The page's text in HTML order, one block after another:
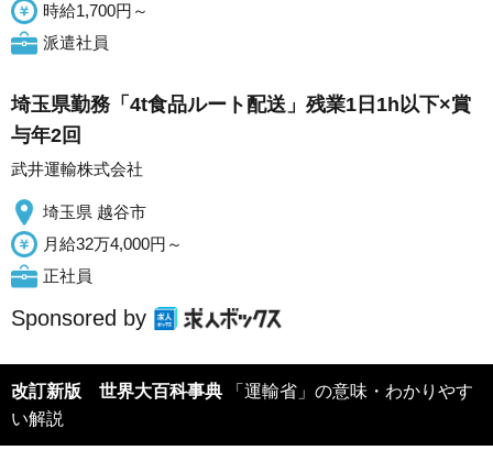
時給1,700円～
派遣社員
埼玉県勤務「4t食品ルート配送」残業1日1h以下×賞
与年2回
武井運輸株式会社
埼玉県 越谷市
月給32万4,000円～
正社員
Sponsored by
改訂新版 世界大百科事典 「運輸省」の意味・わかりやす
い解説